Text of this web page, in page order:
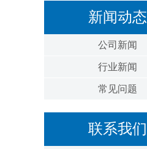
新闻动态
公司新闻
行业新闻
常见问题
联系我们